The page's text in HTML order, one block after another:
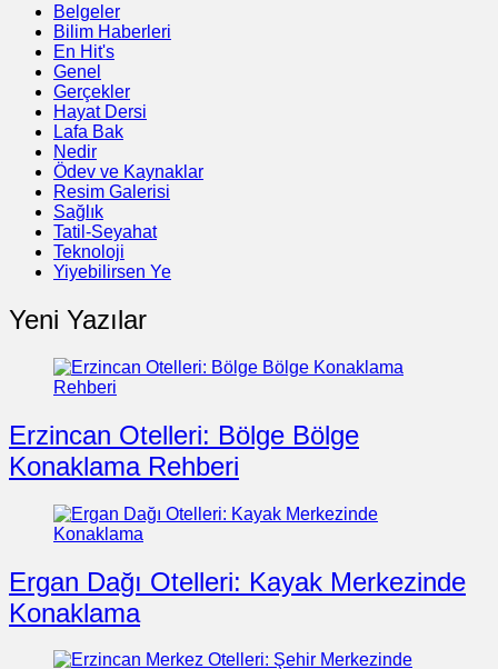
Belgeler
Bilim Haberleri
En Hit's
Genel
Gerçekler
Hayat Dersi
Lafa Bak
Nedir
Ödev ve Kaynaklar
Resim Galerisi
Sağlık
Tatil-Seyahat
Teknoloji
Yiyebilirsen Ye
Yeni Yazılar
Erzincan Otelleri: Bölge Bölge
Konaklama Rehberi
Ergan Dağı Otelleri: Kayak Merkezinde
Konaklama